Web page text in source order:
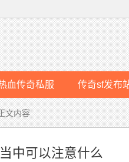
血传奇私服 传奇sf发布
文内容
中可以注意什么